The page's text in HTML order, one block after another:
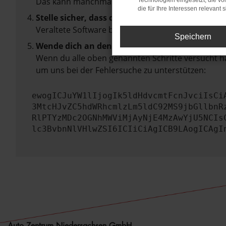
Stelle sicher, dass dein Browser und dein
Veraltete Software birgt nicht nur ein
Wende dich an den Webseitenbetreiber.
Wenn du alle oben genannten Schritte versucht
um uns bei der Fehlersuche zu unterstützen:
die für Ihre Interessen relevant
Speichern